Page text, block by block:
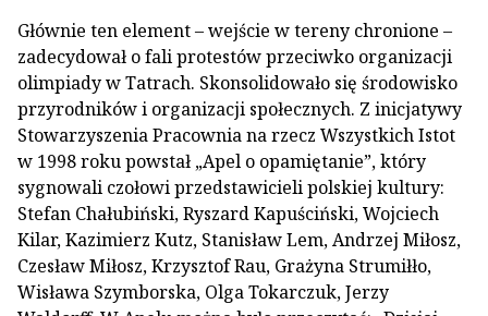
Głównie ten element – wejście w tereny chronione –
zadecydował o fali protestów przeciwko organizacji
olimpiady w Tatrach. Skonsolidowało się środowisko
przyrodników i organizacji społecznych. Z inicjatywy
Stowarzyszenia Pracownia na rzecz Wszystkich Istot
w 1998 roku powstał „Apel o opamiętanie”, który
sygnowali czołowi przedstawicieli polskiej kultury:
Stefan Chałubiński, Ryszard Kapuściński, Wojciech
Kilar, Kazimierz Kutz, Stanisław Lem, Andrzej Miłosz,
Czesław Miłosz, Krzysztof Rau, Grażyna Strumiłło,
Wisława Szymborska, Olga Tokarczuk, Jerzy